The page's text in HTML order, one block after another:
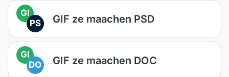
GI
PS
GIF ze maachen PSD
GI
DO
GIF ze maachen DOC